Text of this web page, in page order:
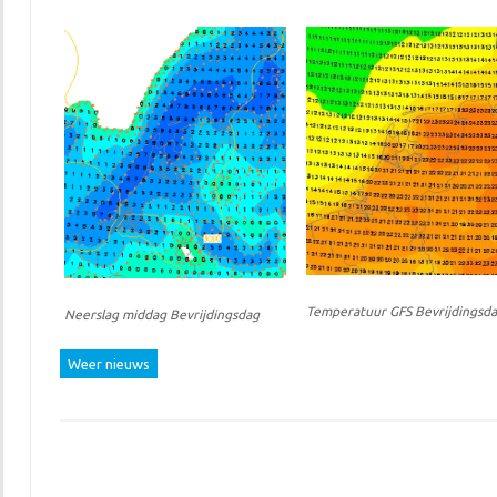
Neerslag middag Bevrijdingsdag Temperatuur GFS
Weer nieuws